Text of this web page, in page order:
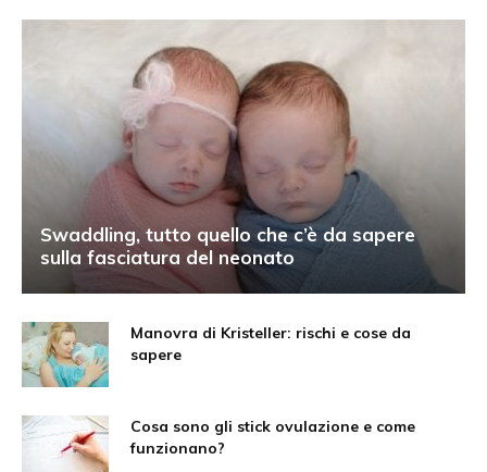
Swaddling, tutto quello che c’è da sapere
sulla fasciatura del neonato
Manovra di Kristeller: rischi e cose da
sapere
Cosa sono gli stick ovulazione e come
funzionano?